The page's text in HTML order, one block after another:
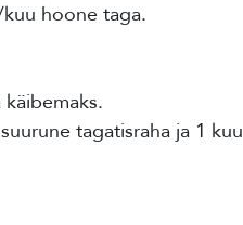
hoone taga.
tagatisraha ja 1 kuu